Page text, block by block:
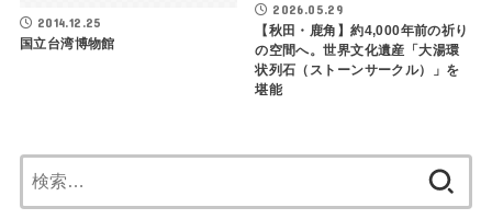
2014.12.25
国立台湾博物館
2026.05.29
【秋田・鹿角】約4,000年前の祈り
の空間へ。世界文化遺産「大湯環
状列石（ストーンサークル）」を
堪能
索: